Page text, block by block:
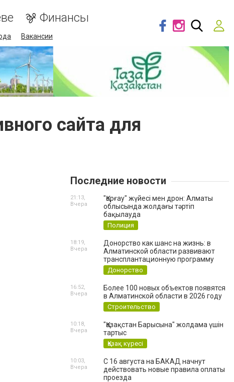
Финансы
Вакансии
сайта для
Последние новости
"Қорғау" жүйесі мен дрон: Алматы
облысында жолдағы тәртіп
бақылауда
Полиция
21:13,
Вчера
Донорство как шанс на жизнь: в
Алматинской области развивают
трансплантационную программу
Донорство
18:19,
Вчера
Более 100 новых объектов появятся
в Алматинской области в 2026 году
Строительство
16:52,
Вчера
"Қазақстан Барысына" жолдама үшін
тартыс
Қазақ күресі
10:18,
Вчера
С 16 августа на БАКАД начнут
действовать новые правила оплаты
проезда
10:03,
Вчера